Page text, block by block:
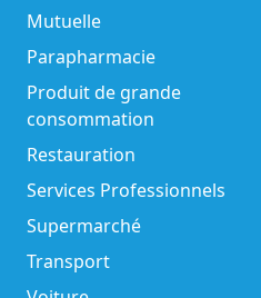
Mutuelle
Parapharmacie
Produit de grande
consommation
Restauration
Services Professionnels
Supermarché
Transport